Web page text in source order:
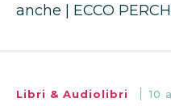
anche | ECCO
Libri & Audiolibri 10